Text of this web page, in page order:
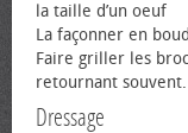
la taille d’un œuf
La façonner en
Faire griller les
retournant souvent.
Dressage